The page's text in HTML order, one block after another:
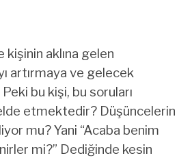
kişinin aklına gelen
artırmaya ve gelecek
bu kişi, bu soruları
etmektedir? Düşüncelerin
mu? Yani “Acaba benim
mi?” Dediğinde kesin